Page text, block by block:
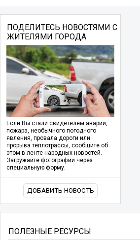
ПОДЕЛИТЕСЬ НОВОСТЯМИ С
ЖИТЕЛЯМИ ГОРОДА
Если Вы стали свидетелем аварии,
пожара, необычного погодного
явления, провала дороги или
прорыва теплотрассы, сообщите об
этом в ленте народных новостей.
Загружайте фотографии через
специальную форму.
ДОБАВИТЬ НОВОСТЬ
ПОЛЕЗНЫЕ РЕСУРСЫ